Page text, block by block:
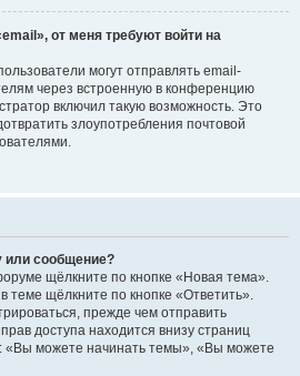
от меня требуют войти на
могут отправлять email-
через встроенную в конференцию
включил такую возможность. Это
злоупотребления почтовой
или сообщение?
щёлкните по кнопке «Новая тема».
щёлкните по кнопке «Ответить».
прежде чем отправить
доступа находится внизу страниц
можете начинать темы», «Вы можете